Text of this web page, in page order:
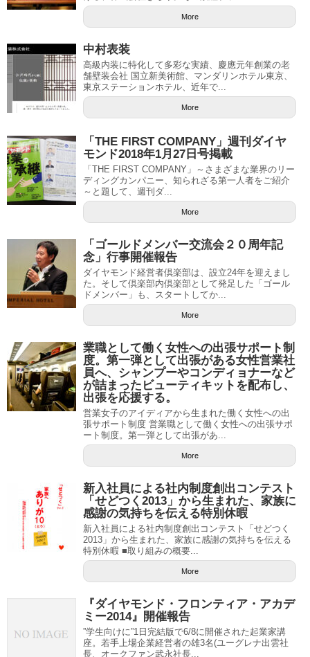
More
中村表装
高級内装に特化して多彩な実績、慶應元年創業の老
舗壁装会社 国立新美術館、マンダリンホテル東京、
東京ステーションホテル、近年で...
More
「THE FIRST COMPANY」週刊ダイヤ
モンド2018年1月27日号掲載
「THE FIRST COMPANY」～さまざまな業界のリー
ディングカンパニー、知られざる第一人者をご紹介
～と題して、週刊ダ...
More
「ゴールドメンバー交流会２０周年記
念」行事開催報告
ダイヤモンド経営者倶楽部は、設立24年を迎えまし
た。そして倶楽部内倶楽部として発足した「ゴール
ドメンバー」も、スタートしてか...
More
業職として働く女性への出張サポート制
度。第一弾として出張がある女性営業社
員へ、シャンプーやコンディョナーなど
が詰まったビューティキットを配布し、
出張を応援する。
営業女子のアイディアから生まれた働く女性への出
張サポート制度 営業職として働く女性への出張サポ
ート制度。第一弾として出張があ...
More
新入社員による社内制度創出コンテスト
「せどつく2013」から生まれた、家族に
感謝の気持ちを伝える特別休暇
新入社員による社内制度創出コンテスト「せどつく
2013」から生まれた、家族に感謝の気持ちを伝える
特別休暇 ■取り組みの概要...
More
『ダイヤモンド・フロンティア・アカデ
ミー2014』開催報告
”学生向けに”1日完結版で6/8に開催された起業家講
座。若手上場企業経営者の雄3名(ユーグレナ出雲社
長、オークファン武永社長...